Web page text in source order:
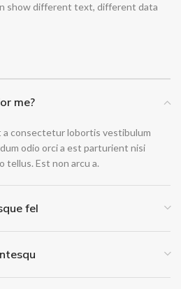
show different text, different data
me?
a consectetur lobortis vestibulum
odio orci a est parturient nisi
tellus. Est non arcu a.
fel